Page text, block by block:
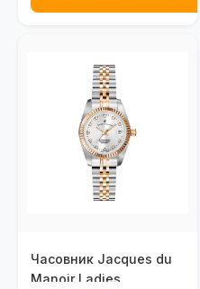
Часовник Jacques du
Manoir Ladies